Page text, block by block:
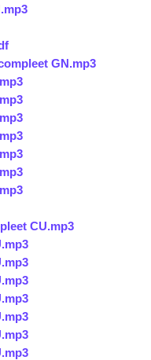
GN.mp3
CU.mp3